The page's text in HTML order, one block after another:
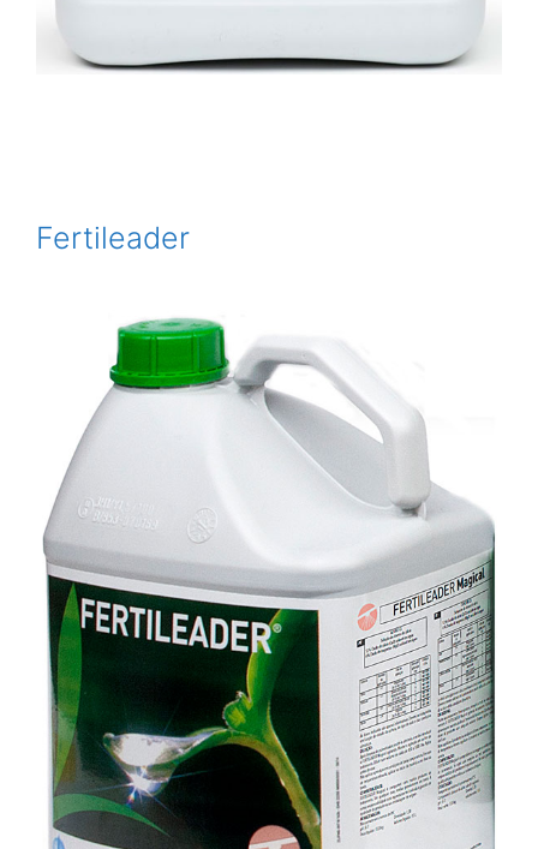
Fertileader